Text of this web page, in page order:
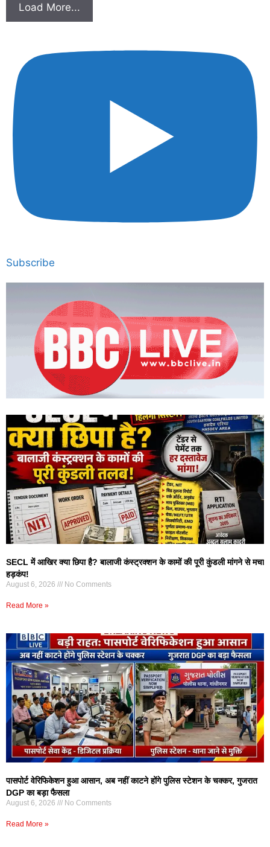
Load More...
Subscribe
SECL में आखिर क्या छिपा है? बालाजी कंस्ट्रक्शन के कामों की पूरी कुंडली मांगने से मचा
हड़कंप!
August 6, 2026 No Comments
Read More »
पासपोर्ट वेरिफिकेशन हुआ आसान, अब नहीं काटने होंगे पुलिस स्टेशन के चक्कर, गुजरात
DGP का बड़ा फैसला
August 6, 2026 No Comments
Read More »